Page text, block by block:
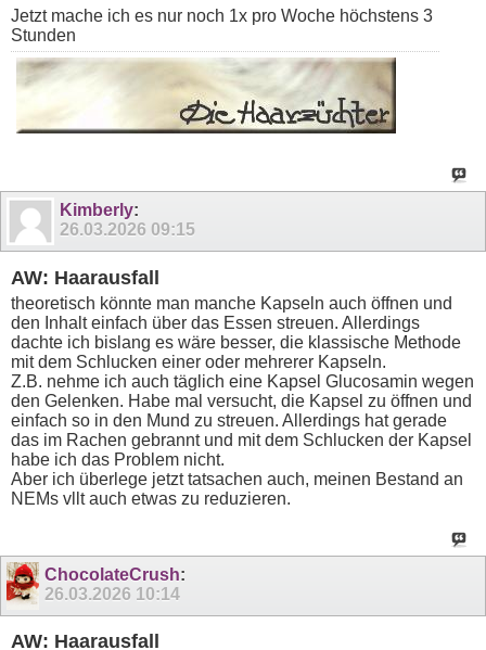
Jetzt mache ich es nur noch 1x pro Woche höchstens 3
Stunden
Kimberly:
26.03.2026 09:15
AW: Haarausfall
theoretisch könnte man manche Kapseln auch öffnen und
den Inhalt einfach über das Essen streuen. Allerdings
dachte ich bislang es wäre besser, die klassische Methode
mit dem Schlucken einer oder mehrerer Kapseln.
Z.B. nehme ich auch täglich eine Kapsel Glucosamin wegen
den Gelenken. Habe mal versucht, die Kapsel zu öffnen und
einfach so in den Mund zu streuen. Allerdings hat gerade
das im Rachen gebrannt und mit dem Schlucken der Kapsel
habe ich das Problem nicht.
Aber ich überlege jetzt tatsachen auch, meinen Bestand an
NEMs vllt auch etwas zu reduzieren.
ChocolateCrush:
26.03.2026 10:14
AW: Haarausfall